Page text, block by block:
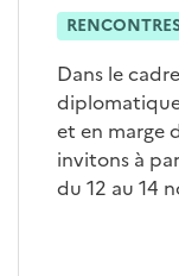
Dans le
et en marge
invitons à
du 12 au 14